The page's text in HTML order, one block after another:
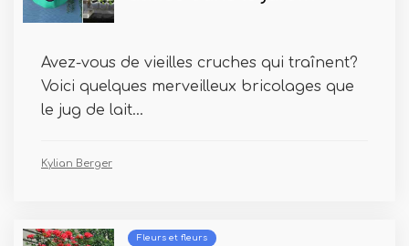
Avez-vous de vieilles cruches qui traînent?
Voici quelques merveilleux bricolages que
le jug de lait...
Kylian Berger
Fleurs et fleurs